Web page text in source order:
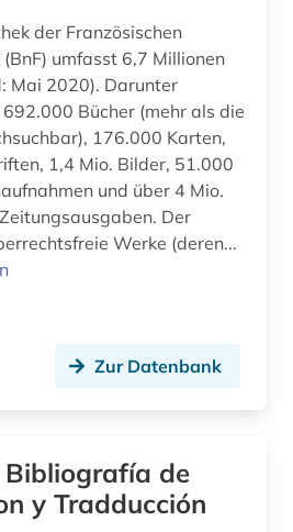
volk (1)
ins tiefe österreich (1)
interkulturalität (1)
irland / literatur / irisch (1)
jüdische studien (1)
der Französischen
umfasst 6,7 Millionen
Mai 2020). Darunter
Bücher (mehr als die
176.000 Karten,
1,4 Mio. Bilder, 51.000
und über 4 Mio.
Der
Werke (deren...
Zur Datenbank
Bibliografía de
y Tradducción